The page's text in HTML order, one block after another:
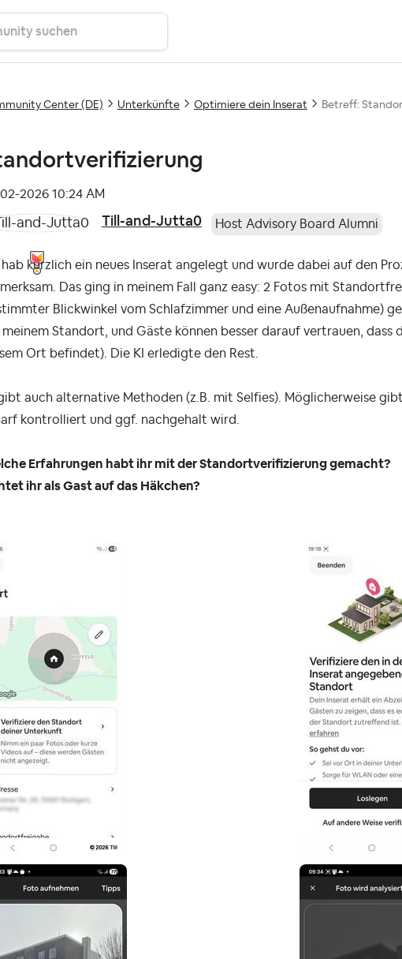
Center (DE) Unterkünfte Optimiere dein Inserat Betreff:
2026 10:24 AM
Till-and-Jutta0 Host Advisory Board Alumni
hab kürzlich ein neues Inserat angelegt und wurde dabei auf den
Das ging in meinem Fall ganz easy: 2 Fotos mit
Blickwinkel vom Schlafzimmer und eine Außenaufnahme)
meinem Standort, und Gäste können besser darauf vertrauen,
Ort befindet). Die KI erledigte den Rest.
auch alternative Methoden (z.B. mit Selfies). Möglicherweise
kontrolliert und ggf. nachgehalt wird.
Erfahrungen habt ihr mit der Standortverifizierung gemacht?
ihr als Gast auf das Häkchen?